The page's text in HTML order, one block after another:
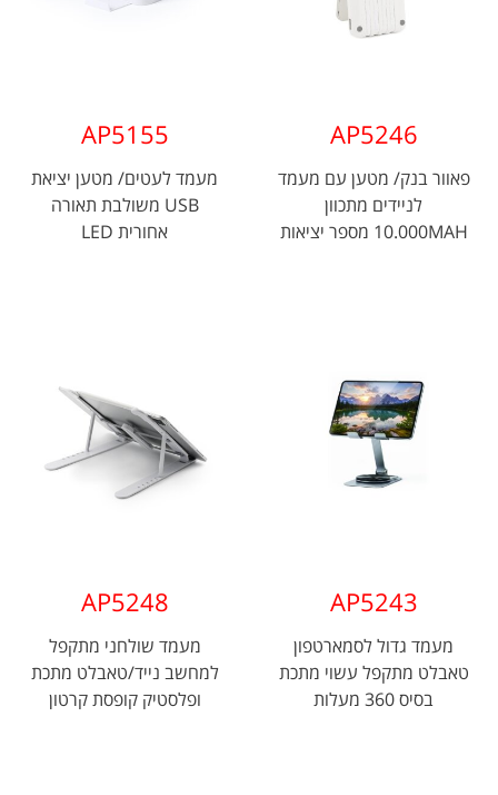
AP5246
פאוור בנק/ מטען עם מעמד
לניידים מתכוון
10.000MAH מספר יציאות
AP5155
מעמד לעטים/ מטען יציאת
USB משולבת תאורה
אחורית LED
AP5243
מעמד גדול לסמארטפון
טאבלט מתקפל עשוי מתכת
בסיס 360 מעלות
AP5248
מעמד שולחני מתקפל
למחשב נייד/טאבלט מתכת
ופלסטיק קופסת קרטון